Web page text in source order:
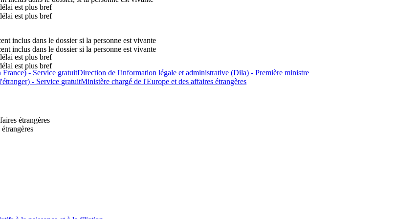
est plus bref
inclus dans le dossier si la personne est vivante
est plus bref
est plus bref
inclus dans le dossier si la personne est vivante
est plus bref
France) - Service gratuitDirection de l'information légale et administrative (Dila) - Première ministre
- Service gratuitMinistère chargé de l'Europe et des affaires étrangères
étrangères